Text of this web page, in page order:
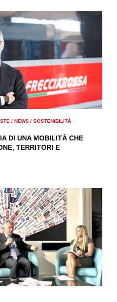
/ NEWS / SOSTENIBILITÀ
DI UNA MOBILITÀ CHE
TERRITORI E